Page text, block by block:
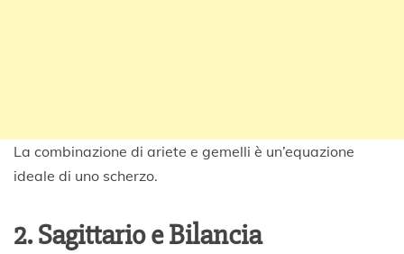
La combinazione di ariete e gemelli è un’equazione
ideale di uno scherzo.
2. Sagittario e Bilancia